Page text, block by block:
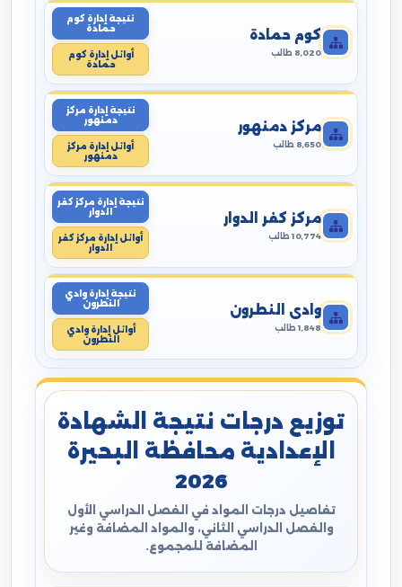
كوم حمادة
8,020 طالب
نتيجة إدارة كوم
حمادة
أوائل إدارة كوم
حمادة
مركز دمنهور
8,650 طالب
نتيجة إدارة مركز
دمنهور
أوائل إدارة مركز
دمنهور
مركز كفر الدوار
10,774 طالب
نتيجة إدارة مركز كفر
الدوار
أوائل إدارة مركز كفر
الدوار
وادي النطرون
1,848 طالب
نتيجة إدارة وادي
النطرون
أوائل إدارة وادي
النطرون
توزيع درجات نتيجة الشهادة
الإعدادية محافظة البحيرة
2026
تفاصيل درجات المواد في الفصل الدراسي الأول
والفصل الدراسي الثاني، والمواد المضافة وغير
المضافة للمجموع.